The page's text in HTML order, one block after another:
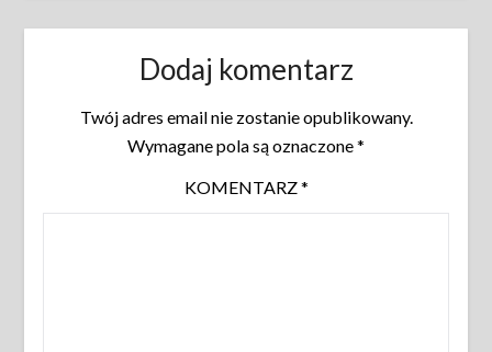
Dodaj komentarz
Twój adres email nie zostanie opublikowany.
Wymagane pola są oznaczone*
KOMENTARZ*